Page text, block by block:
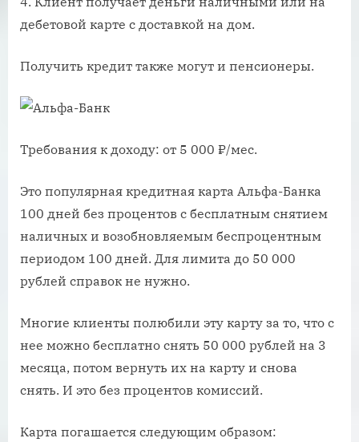
дебетовой карте с доставкой на дом.
Получить кредит также могут и пенсионеры.
Требования к доходу: от 5 000 ₽/мес.
Это популярная кредитная карта Альфа-Банка
100 дней без процентов с бесплатным снятием
наличных и возобновляемым беспроцентным
периодом 100 дней. Для лимита до 50 000
рублей справок не нужно.
Многие клиенты полюбили эту карту за то, что с
нее можно бесплатно снять 50 000 рублей на 3
месяца, потом вернуть их на карту и снова
снять. И это без процентов комиссий.
Карта погашается следующим образом: